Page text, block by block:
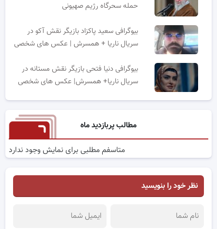
حمله سحرگاه رژیم صهیونی
بیوگرافی سعید پاکزاد بازیگر نقش آکو در
سریال ناریا + همسرش | عکس های شخصی
بیوگرافی دنیا فتحی بازیگر نقش مستانه در
سریال ناریا+ همسرش| عکس های شخصی
مطالب پربازدید ماه
متاسفم مطلبی برای نمایش وجود ندارد
نظر خود را بنویسید